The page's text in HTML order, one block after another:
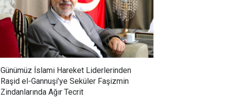
Günümüz İslami Hareket Liderlerinden
Raşid el-Gannuşi’ye Seküler Faşizmin
Zindanlarında Ağır Tecrit